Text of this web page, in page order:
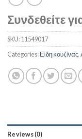
Συνδεθείτε
SKU:11549017
Categories:Είδη κουζίνας,
Reviews (0)